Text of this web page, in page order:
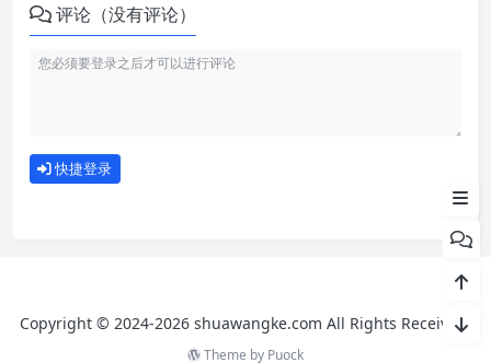
评论（没有评论）
快捷登录
Copyright © 2024-2026 shuawangke.com All Rights Received.
Theme by Puock